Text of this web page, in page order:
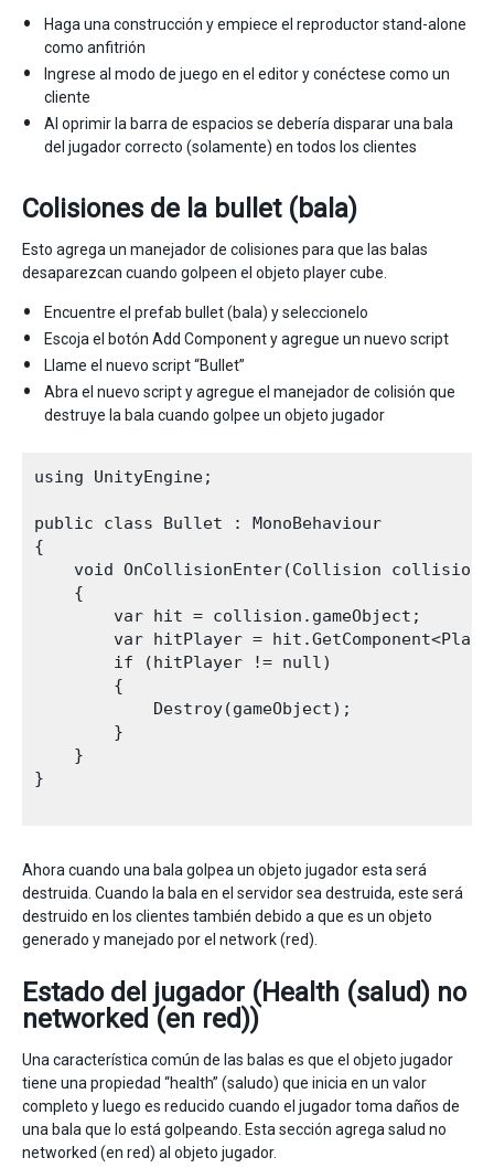
Haga una construcción y empiece el reproductor stand-alone
como anfitrión
Ingrese al modo de juego en el editor y conéctese como un
cliente
Al oprimir la barra de espacios se debería disparar una bala
del jugador correcto (solamente) en todos los clientes
Colisiones de la bullet (bala)
Esto agrega un manejador de colisiones para que las balas
desaparezcan cuando golpeen el objeto player cube.
Encuentre el prefab bullet (bala) y seleccionelo
Escoja el botón Add Component y agregue un nuevo script
Llame el nuevo script “Bullet”
Abra el nuevo script y agregue el manejador de colisión que
destruye la bala cuando golpee un objeto jugador
using UnityEngine;
public class Bullet : MonoBehaviour
{
    void OnCollisionEnter(Collision collision)
    {
        var hit = collision.gameObject;
var hitPlayer =
        if (hitPlayer != null)
        {
            Destroy(gameObject);
        }
    }
}
Ahora cuando una bala golpea un objeto jugador esta será
destruida. Cuando la bala en el servidor sea destruida, este será
destruido en los clientes también debido a que es un objeto
generado y manejado por el network (red).
Estado del jugador (Health (salud) no
networked (en red))
Una característica común de las balas es que el objeto jugador
tiene una propiedad “health” (saludo) que inicia en un valor
completo y luego es reducido cuando el jugador toma daños de
una bala que lo está golpeando. Esta sección agrega salud no
networked (en red) al objeto jugador.